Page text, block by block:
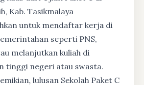
Kab. Tasikmalaya
untuk mendaftar kerja di
seperti PNS,
melanjutkan kuliah di
tinggi negeri atau swasta.
lulusan Sekolah Paket C